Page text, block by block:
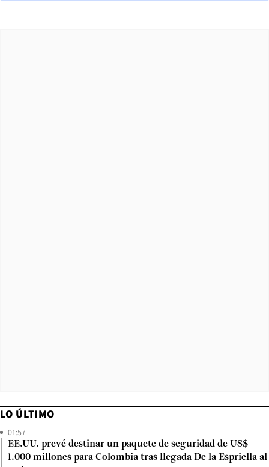
LO ÚLTIMO
01:57
EE.UU. prevé destinar un paquete de seguridad de US$
1.000 millones para Colombia tras llegada De la Espriella al